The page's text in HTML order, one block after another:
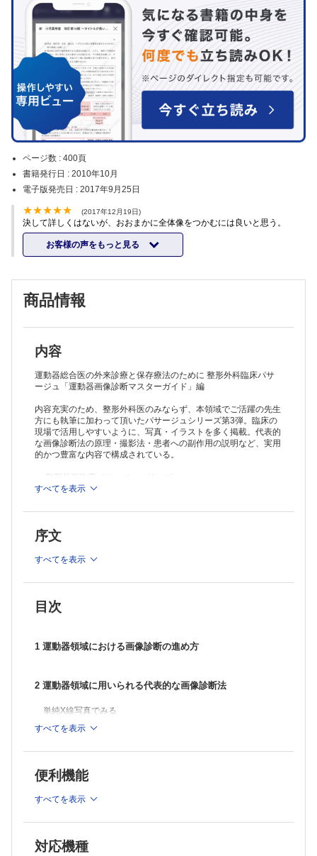
ページ数 : 400頁
書籍発行日 : 2010年10月
電子版発売日 : 2017年9月25日
(2017年12月19日)
決して詳しくはないが、おおまかに全体像をつかむには良いと思う。
お客様の声をもっと見る
商品情報
内容
運動器総合医の外来診療と保存療法のために 整形外科臨床パサ
ージュ「運動器画像診断マスターガイド」編
内容充実のため、整形外科医のみならず、本領域でご活躍の先生
方にも執筆に加わって頂いたパサージュシリーズ第3弾。臨床の
現場で活用しやすいように、写真・イラストを多く掲載。代表的
な画像診断法の原理・撮影法・患者への副作用の説明など、実用
的かつ豊富な内容で構成されている。
整形外科臨床パサージュシリーズ
製品のご購入後、「購入済ライセンス一覧」より、オンライン環
認ください。
推奨ブラウザ： Firefox 最新版 / Google Chrome 最新版 / Safari
最新版
すべてを表示
序文
すべてを表示
目次
1 運動器領域における画像診断の進め方
2 運動器領域に用いられる代表的な画像診断法
単純X線写真でみる
Topics CR，DRとPACS
超音波でみる
X線造影検査でみる関節造影，脊髄・神経根・椎間板造影
骨量測定─骨粗鬆症の画像診断と評価
3 部位別の画像診断の進め方
すべてを表示
便利機能
すべてを表示
対応機種